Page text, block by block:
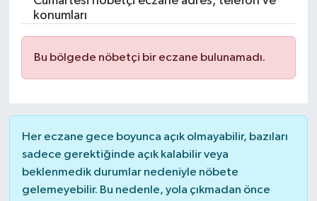
konumları
Bu bölgede nöbetçi bir eczane bulunamadı.
Her eczane gece boyunca açık olmayabilir, bazıları
sadece gerektiğinde açık kalabilir veya
beklenmedik durumlar nedeniyle nöbete
gelemeyebilir. Bu nedenle, yola çıkmadan önce
Resmi İlanlar